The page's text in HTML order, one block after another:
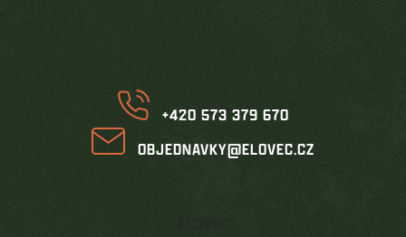
+420 573 379 670
OBJEDNAVKY@ELOVEC.CZ